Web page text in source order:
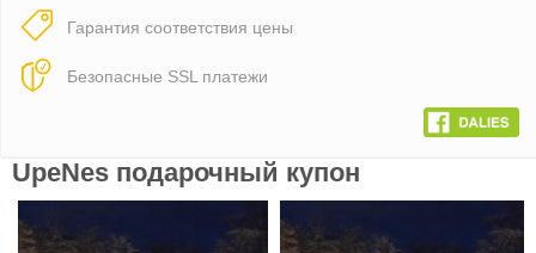
Гарантия соответствия цены
Безопасные SSL платежи
UpeNes подарочный купон